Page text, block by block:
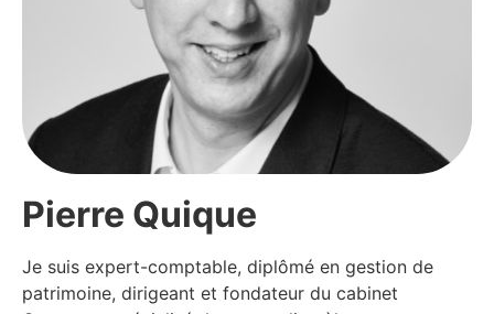
Pierre Quique​
Je suis expert-comptable, diplômé en gestion de
patrimoine, dirigeant et fondateur du cabinet